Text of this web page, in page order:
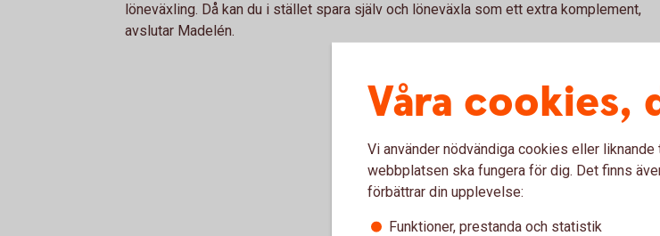
löneväxling. Då kan du i stället spara själv och löneväxla som ett extra komplement,
avslutar Madelén.
Våra cookies,
Vi använder nödvändiga cookies eller
webbplatsen ska fungera för dig. Det finns
förbättrar din upplevelse:
Funktioner, prestanda och statistik